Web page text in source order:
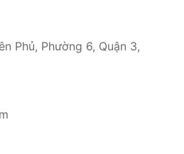
Phủ, Phường 6, Quận 3,